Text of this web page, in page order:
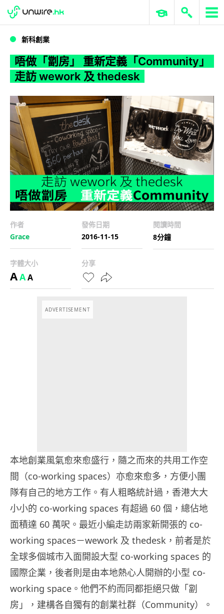
WWDC 2026 ERP 與商業 AI
新科創業
唔做「劏房」 重新定義「Community」
走訪 wework 及 thedesk
作者
Grace
發佈日期
2016-11-15
閱讀時間
8分鐘
字體大小
AAA
分享
ADVERTISEMENT
本地創業風氣愈來愈盛行，隨之而來的共用工作空
間（co-working spaces）亦愈來愈多，方便小團
隊有自己的地方工作。有人粗略統計過，香港大大
小小的 co-working spaces 有超過 60 個，總佔地
面積達 60 萬呎。最近小編走訪兩家新開張的 co-
working spaces－wework 及 thedesk，前者是於
全球多個城市入面開設大型 co-working spaces 的
國際企業，後者則是由本地熱心人開辦的小型 co-
working space。他們不約而同都拒絕只做「劏
房」，建構各自獨有的創業社群（Community）。